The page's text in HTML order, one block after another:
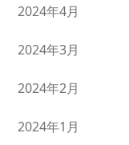
2024年4月
2024年3月
2024年2月
2024年1月